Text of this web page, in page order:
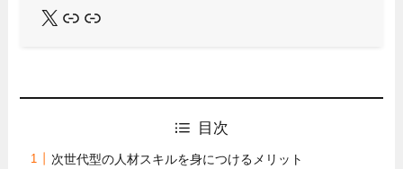
X Link Link
目次
次世代型の人材スキルを身につけるメリット